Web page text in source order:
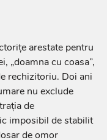
arestate pentru
„doamna cu coasa”,
rechizitoriu. Doi ani
nu exclude
de
imposibil de stabilit
de omor